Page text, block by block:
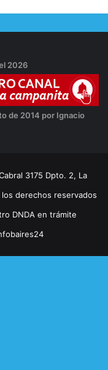
2026
de 2014 por Ignacio
3175 Dpto. 2, La
derechos reservados
DNDA en trámite